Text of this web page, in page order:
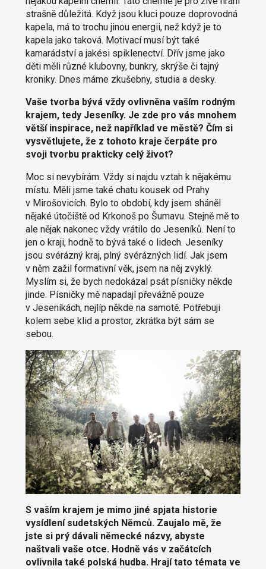
strašně důležitá. Když jsou kluci pouze doprovodná
kapela, má to trochu jinou energii, než když je to
kapela jako taková. Motivací musí být také
kamarádství a jakési spiklenectví. Dřív jsme jako
děti měli různé klubovny, bunkry, skrýše či tajný
kroniky. Dnes máme zkušebny, studia a desky.
Vaše tvorba bývá vždy ovlivněna vaším rodným
krajem, tedy Jeseníky. Je zde pro vás mnohem
větší inspirace, než například ve městě? Čím si
vysvětlujete, že z tohoto kraje čerpáte pro
svoji tvorbu prakticky celý život?
Moc si nevybírám. Vždy si najdu vztah k nějakému
místu. Měli jsme také chatu kousek od Prahy
v Mirošovicích. Bylo to období, kdy jsem sháněl
nějaké útočiště od Krkonoš po Šumavu. Stejně mě to
ale nějak nakonec vždy vrátilo do Jeseníků. Není to
jen o kraji, hodně to bývá také o lidech. Jeseníky
jsou svérázný kraj, plný svérázných lidí. Jak jsem
v něm zažil formativní věk, jsem na něj zvyklý.
Myslím si, že bych nedokázal psát písničky někde
jinde. Písničky mě napadají převážně pouze
v Jeseníkách, nejlíp někde na samotě. Potřebuji
kolem sebe klid a prostor, zkrátka být sám se
sebou.
S vaším krajem je mimo jiné spjata historie
vysídlení sudetských Němců. Zaujalo mě, že
jste si prý dávali německé názvy, abyste
naštvali vaše otce. Hodně vás v začátcích
ovlivnila také polská hudba. Hrají tato témata ve